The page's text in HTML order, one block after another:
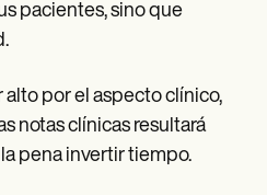
pacientes, sino que
por el aspecto clínico,
notas clínicas resultará
pena invertir tiempo.